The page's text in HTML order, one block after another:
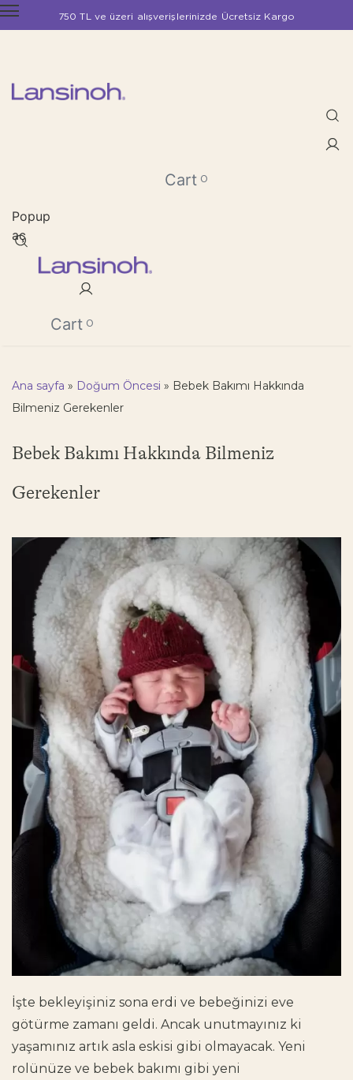
750 TL ve üzeri alışverişlerinizde Ücretsiz Kargo
0
Cart
Popup
aç
0
Cart
Ana sayfa » Doğum Öncesi » Bebek Bakımı Hakkında
Bilmeniz Gerekenler
Bebek Bakımı Hakkında Bilmeniz
Gerekenler
İşte bekleyişiniz sona erdi ve bebeğinizi eve
götürme zamanı geldi. Ancak unutmayınız ki
yaşamınız artık asla eskisi gibi olmayacak. Yeni
rolünüze ve bebek bakımı gibi yeni